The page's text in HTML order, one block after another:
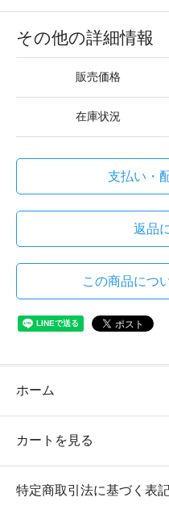
その他の詳細情報
販売価格
在庫状況
支払い・
返品
この商品につ
ホーム
カートを見る
特定商取引法に基づく表